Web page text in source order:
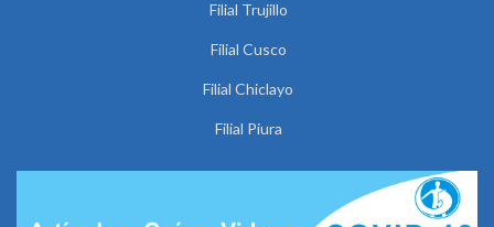
Filial Trujillo
Filial Cusco
Filial Chiclayo
Filial Piura